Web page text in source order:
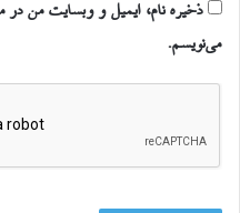
ذخیره نام، ایمیل و وبسایت من در
می‌نویسم.